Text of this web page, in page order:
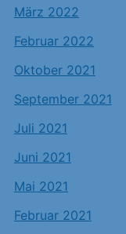
März 2022
Februar 2022
Oktober 2021
September 2021
Juli 2021
Juni 2021
Mai 2021
Februar 2021